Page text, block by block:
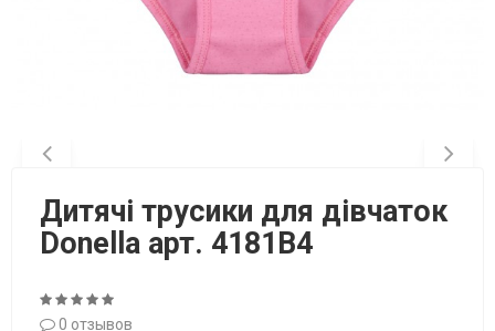
Дитячі трусики для дівчаток
Donella арт. 4181B4
0 отзывов